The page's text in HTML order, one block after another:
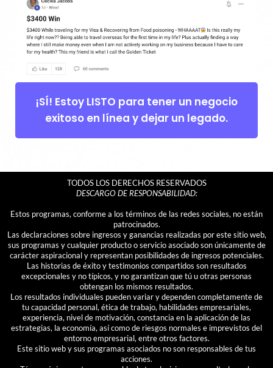
¡SÍ! Estoy LISTO para tener un negocio
exitoso en línea y dejar un legado.
TODOS LOS DERECHOS RESERVADOS
DESCARGO DE RESPONSABILIDAD:
Estos programas, conforme a los términos de las redes sociales, no están
patrocinados.
Las declaraciones sobre ingresos y ganancias realizadas por este sitio web,
sus programas y cualquier producto o servicio asociado son únicamente de
carácter aspiracional y representan posibilidades de ingresos potenciales.
Las historias de éxito y testimonios compartidos son resultados
excepcionales y no típicos, y no garantizan que tú u otras personas
obtengan los mismos resultados.
Los resultados individuales pueden variar y dependen completamente de
tu capacidad personal, ética de trabajo, habilidades empresariales,
experiencia, nivel de motivación, constancia en la aplicación de las
estrategias, la economía, así como de riesgos normales e imprevistos del
entorno empresarial, entre otros factores.
Este sitio web y sus programas asociados no son responsables de tus
acciones.